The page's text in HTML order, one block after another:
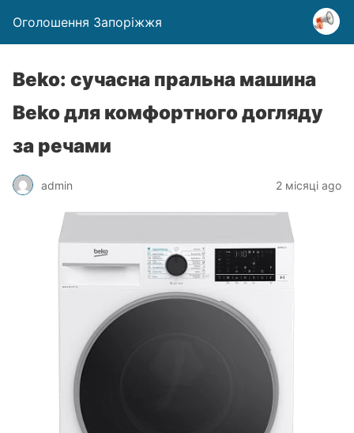
Оголошення Запоріжжя
Beko: сучасна пральна машина
Beko для комфортного догляду
за речами
admin 2 місяці ago